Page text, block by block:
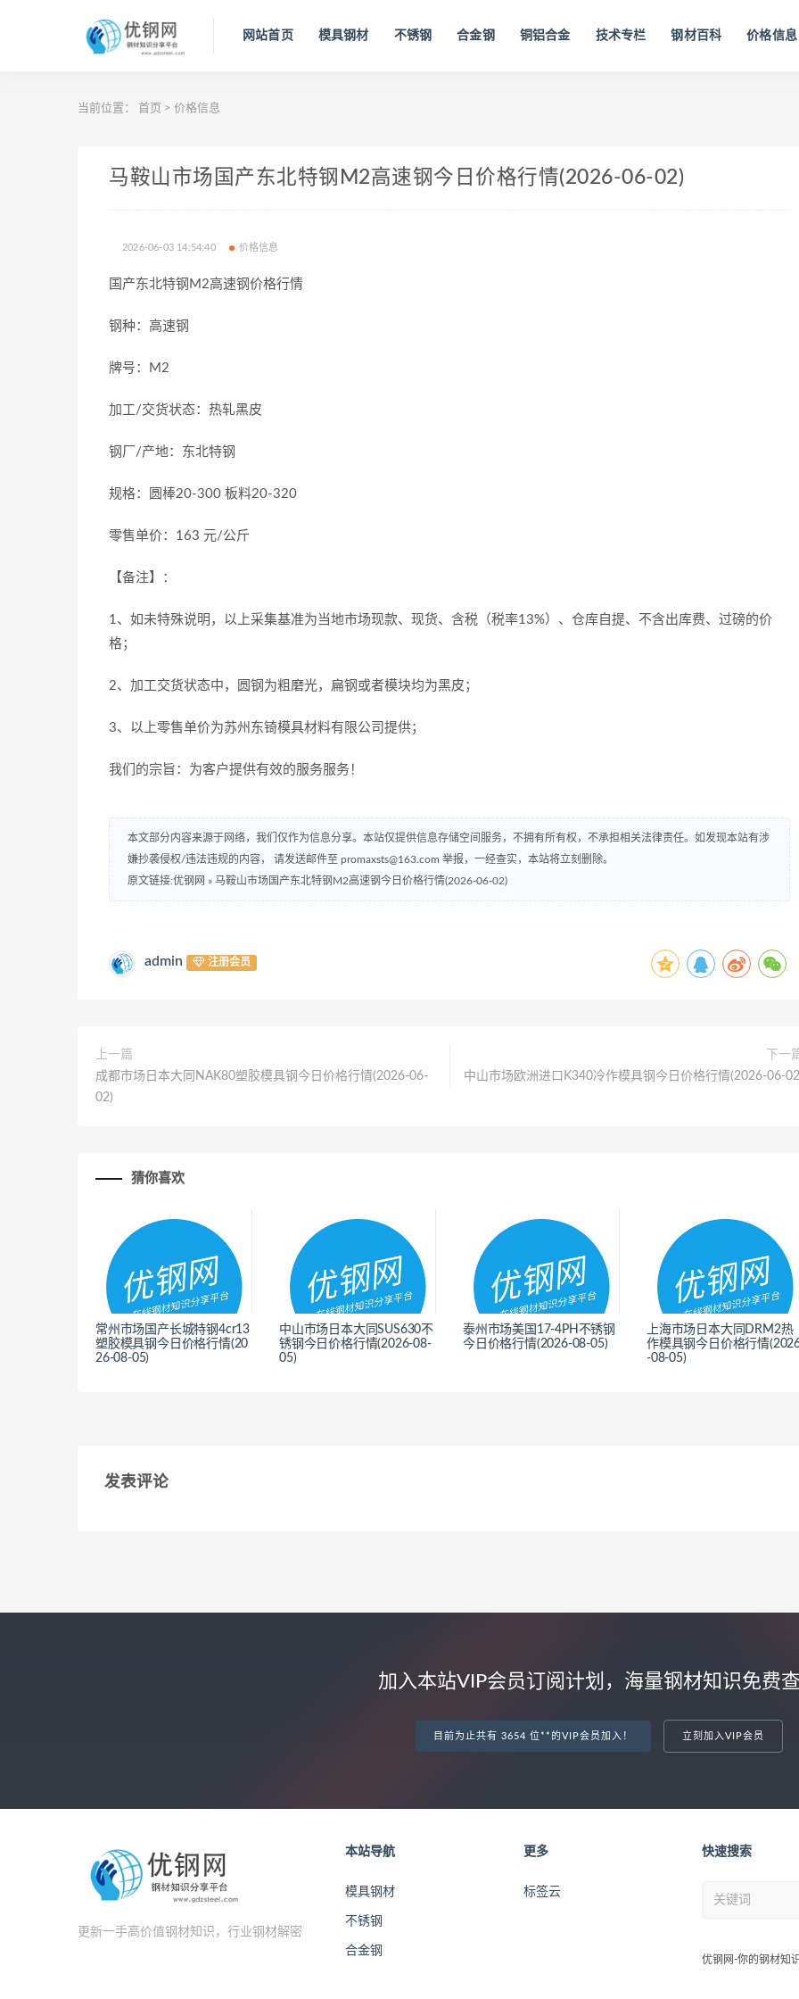
网站首页 模具钢材 不锈钢 合金钢 铜铝合金 技术专栏 钢材百科 价格信息
当前位置： 首页 > 价格信息
马鞍山市场国产东北特钢M2高速钢今日价格行情(2026-06-02)
2026-06-03 14:54:40 价格信息
国产东北特钢M2高速钢价格行情
钢种：高速钢
牌号：M2
加工/交货状态：热轧黑皮
钢厂/产地：东北特钢
规格：圆棒20-300 板料20-320
零售单价：163 元/公斤
【备注】：
1、如未特殊说明，以上采集基准为当地市场现款、现货、含税（税率13%）、仓库自提、不含出库费、过磅的价
格；
2、加工交货状态中，圆钢为粗磨光，扁钢或者模块均为黑皮；
3、以上零售单价为苏州东锜模具材料有限公司提供；
我们的宗旨：为客户提供有效的服务服务！
本文部分内容来源于网络，我们仅作为信息分享。本站仅提供信息存储空间服务，不拥有所有权，不承担相关法律责任。如发现本站有涉
嫌抄袭侵权/违法违规的内容， 请发送邮件至 promaxsts@163.com 举报，一经查实，本站将立刻删除。
原文链接:优钢网 » 马鞍山市场国产东北特钢M2高速钢今日价格行情(2026-06-02)
admin 注册会员
上一篇
成都市场日本大同NAK80塑胶模具钢今日价格行情(2026-06-
02)
下一
中山市场欧洲进口K340冷作模具钢今日价格行情(2026-06-
猜你喜欢
常州市场国产长城特钢4cr13
塑胶模具钢今日价格行情(20
26-08-05)
中山市场日本大同SUS630不
锈钢今日价格行情(2026-08-
05)
泰州市场美国17-4PH不锈钢
今日价格行情(2026-08-05)
上海市场日本大同DRM2热
作模具钢今日价格行情
-08-05)
发表评论
加入本站VIP会员订阅计划，海量钢材知识免费
目前为止共有 3654 位**的VIP会员加入！ 立刻加入VIP会员
更新一手高价值钢材知识，行业钢材解密
本站导航
模具钢材
不锈钢
合金钢
更多
标签云
快速搜索
优钢网-你的钢材知